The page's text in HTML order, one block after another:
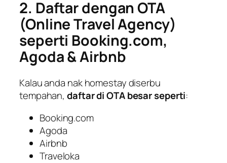
2. Daftar dengan OTA
(Online Travel Agency)
seperti Booking.com,
Agoda & Airbnb
Kalau anda nak homestay diserbu
tempahan,daftar di OTA besar seperti:
Booking.com
Agoda
Airbnb
Traveloka